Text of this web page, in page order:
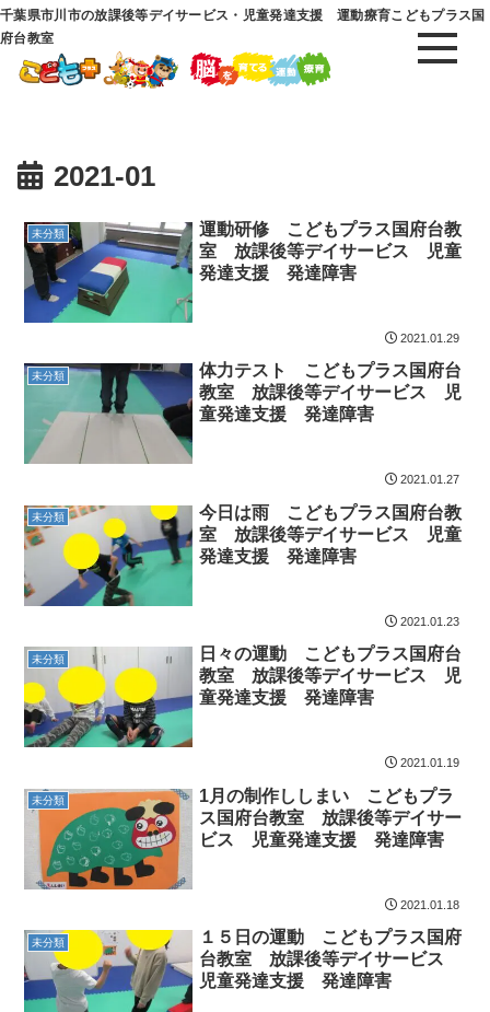
千葉県市川市の放課後等デイサービス・児童発達支援 運動療育こどもプラス国
府台教室
2021-01
未分類
運動研修 こどもプラス国府台教
室 放課後等デイサービス 児童
発達支援 発達障害
2021.01.29
未分類
体力テスト こどもプラス国府台
教室 放課後等デイサービス 児
童発達支援 発達障害
2021.01.27
未分類
今日は雨 こどもプラス国府台教
室 放課後等デイサービス 児童
発達支援 発達障害
2021.01.23
未分類
日々の運動 こどもプラス国府台
教室 放課後等デイサービス 児
童発達支援 発達障害
2021.01.19
未分類
1月の制作ししまい こどもプラ
ス国府台教室 放課後等デイサー
ビス 児童発達支援 発達障害
2021.01.18
未分類
１５日の運動 こどもプラス国府
台教室 放課後等デイサービス
児童発達支援 発達障害